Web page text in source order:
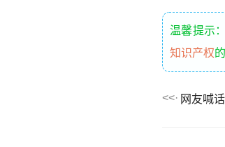
温馨提示
知识产权
网友喊